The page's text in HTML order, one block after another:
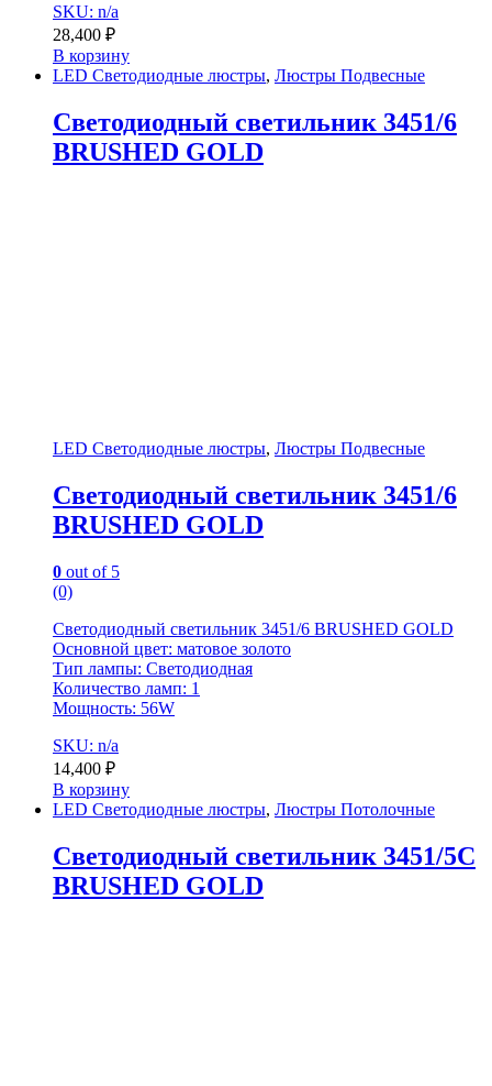
SKU: n/a
28,400 ₽
В корзину
LED Светодиодные люстры, Люстры Подвесные
Светодиодный светильник 3451/6
BRUSHED GOLD
LED Светодиодные люстры, Люстры Подвесные
Светодиодный светильник 3451/6
BRUSHED GOLD
0 out of 5
(0)
Светодиодный светильник 3451/6 BRUSHED GOLD
Основной цвет: матовое золото
Тип лампы: Светодиодная
Количество ламп: 1
Мощность: 56W
SKU: n/a
14,400 ₽
В корзину
LED Светодиодные люстры, Люстры Потолочные
Светодиодный светильник 3451/5C
BRUSHED GOLD